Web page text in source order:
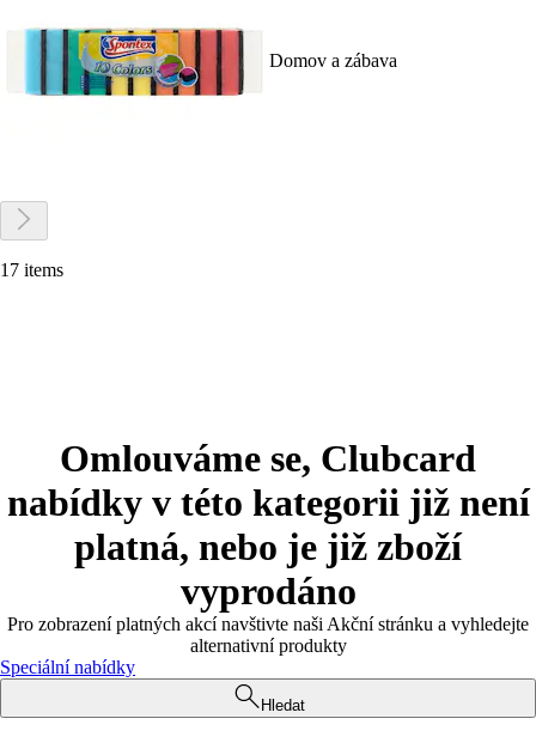
Domov a zábava
17 items
Omlouváme se, Clubcard
nabídky v této kategorii již není
platná, nebo je již zboží
vyprodáno
Pro zobrazení platných akcí navštivte naši Akční stránku a vyhledejte
alternativní produkty
Speciální nabídky
Hledat